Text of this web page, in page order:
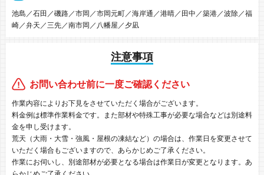
池島／石田／磯路／市岡／市岡元町／海岸通／港晴／田中／築港／波除／福
崎／弁天／三先／南市岡／八幡屋／夕凪
注意事項
お問い合わせ前に一度ご確認ください
作業内容によりお下見をさせていただく場合がございます。
料金例は標準作業料金です。また部材や特殊工事が必要な場合などは別途料
金を申し受けます。
荒天（大雨・大雪・強風・屋根の凍結など）の場合は、作業日を変更させて
いただく場合もございますので、あらかじめご了承ください。
作業にお伺いし、別途部材が必要となる場合は作業日が変更となります。あ